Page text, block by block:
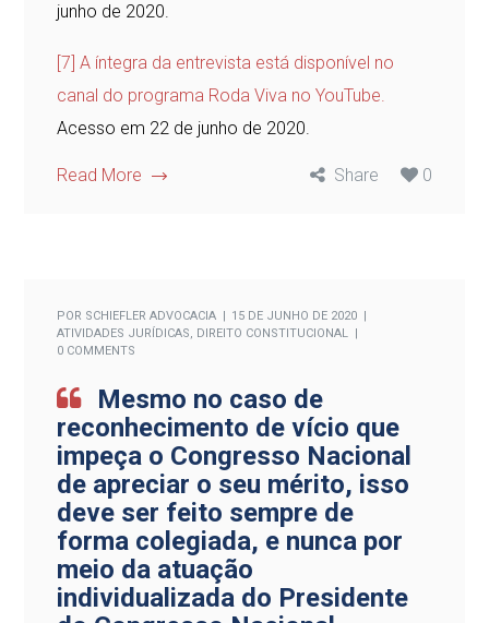
junho de 2020.
[7] A íntegra da entrevista está disponível no
canal do programa Roda Viva no YouTube.
Acesso em 22 de junho de 2020.
Read More Share 0
POR SCHIEFLER ADVOCACIA
15 DE JUNHO DE 2020
ATIVIDADES JURÍDICAS, DIREITO CONSTITUCIONAL
0 COMMENTS
Mesmo no caso de
reconhecimento de vício que
impeça o Congresso Nacional
de apreciar o seu mérito, isso
deve ser feito sempre de
forma colegiada, e nunca por
meio da atuação
individualizada do Presidente